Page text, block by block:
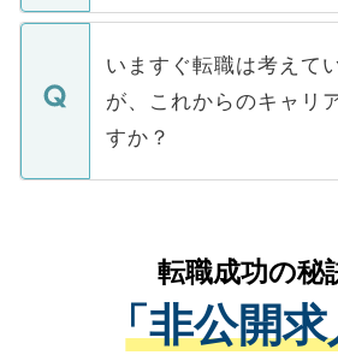
関を公にしてしまうと、
に、医療機関が求める条
みを人材紹介会社に依頼
ています。
定を承諾する必要はあり
の辞退の連絡はキャリア
個人情報が漏えいするこ
で、ご安心ください。当
などで収集したご登録者
ご本人のキャリアアップ
支援を目的に使用いたし
ているすべての個人デー
は、個人情報の取り扱い
管理基準を満たした事業
る、プライバシーマーク
いますぐ転職は考えて
が、これからのキャリ
すか？
かがいして、現在の医療
経験をまじえながら、適
させていただきます。す
ない方には、長期的なサ
転職成功の秘
「非公開求